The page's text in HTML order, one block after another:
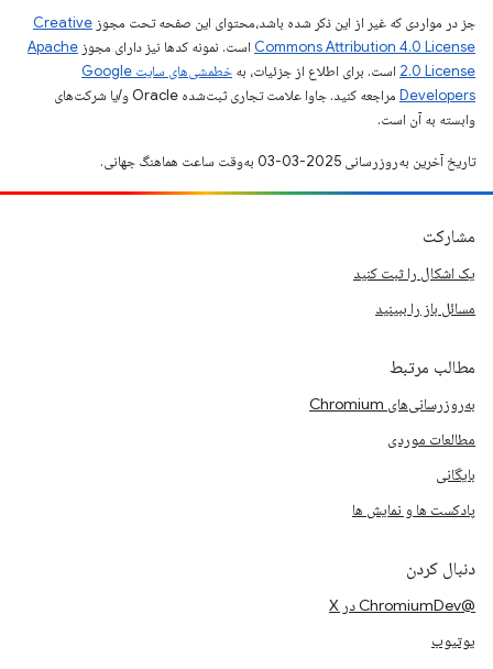
جز در مواردی که غیر از این ذکر شده باشد،‌محتوای این صفحه تحت مجوز Creative
Commons Attribution 4.0 License است. نمونه کدها نیز دارای مجوز Apache
2.0 License است. برای اطلاع از جزئیات، به
خطمشی‌های سایت Google
Developers‏
مراجعه کنید. جاوا علامت تجاری ثبت‌شده Oracle و/یا شرکت‌های
وابسته به آن است.
تاریخ آخرین به‌روزرسانی 2025-03-03 به‌وقت ساعت هماهنگ جهانی.
مشارکت
یک اشکال را ثبت کنید
مسائل باز را ببینید
مطالب مرتبط
به‌روزرسانی‌های Chromium
مطالعات موردی
بایگانی
پادکست ها و نمایش ها
دنبال کردن
@ChromiumDev در X
یوتیوب